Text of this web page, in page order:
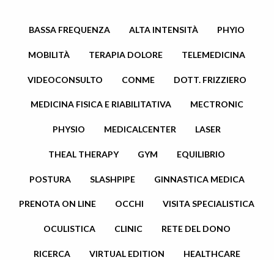
BASSA FREQUENZA ALTA INTENSITÀ PHYIO
MOBILITÀ TERAPIA DOLORE TELEMEDICINA
VIDEOCONSULTO CONME DOTT. FRIZZIERO
MEDICINA FISICA E RIABILITATIVA MECTRONIC
PHYSIO MEDICALCENTER LASER
THEAL THERAPY GYM EQUILIBRIO
POSTURA SLASHPIPE GINNASTICA MEDICA
PRENOTA ON LINE OCCHI VISITA SPECIALISTICA
OCULISTICA CLINIC RETE DEL DONO
RICERCA VIRTUAL EDITION HEALTHCARE